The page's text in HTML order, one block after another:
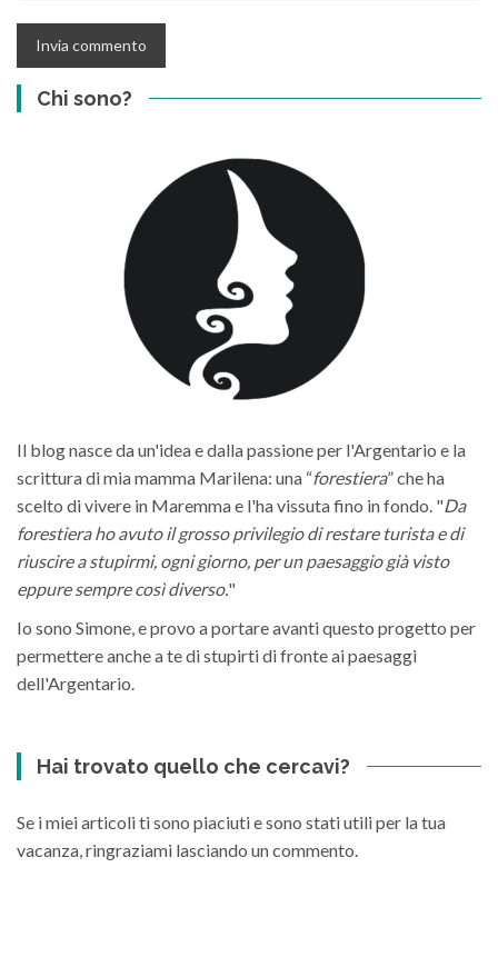
Chi sono?
Il blog nasce da un'idea e dalla passione per l'Argentario e la
scrittura di mia mamma Marilena: una “forestiera” che ha
scelto di vivere in Maremma e l'ha vissuta fino in fondo. "Da
forestiera ho avuto il grosso privilegio di restare turista e di
riuscire a stupirmi, ogni giorno, per un paesaggio già visto
eppure sempre così diverso."
Io sono Simone, e provo a portare avanti questo progetto per
permettere anche a te di stupirti di fronte ai paesaggi
dell'Argentario.
Hai trovato quello che cercavi?
Se i miei articoli ti sono piaciuti e sono stati utili per la tua
vacanza, ringraziami lasciando un commento.